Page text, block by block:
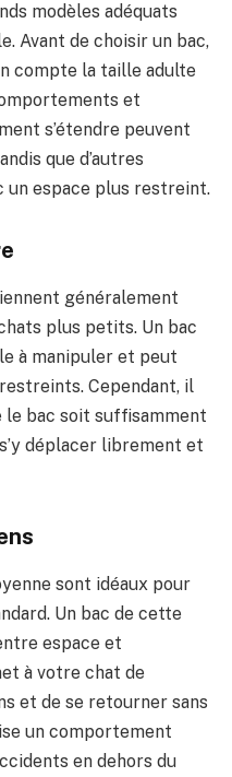
modèles adéquats
Avant de choisir un bac,
compte la taille adulte
et
s’étendre peuvent
que d’autres
un espace plus restreint.
généralement
plus petits. Un bac
à manipuler et peut
Cependant, il
le bac soit suffisamment
déplacer librement et
sont idéaux pour
Un bac de cette
espace et
à votre chat de
et de se retourner sans
un comportement
en dehors du